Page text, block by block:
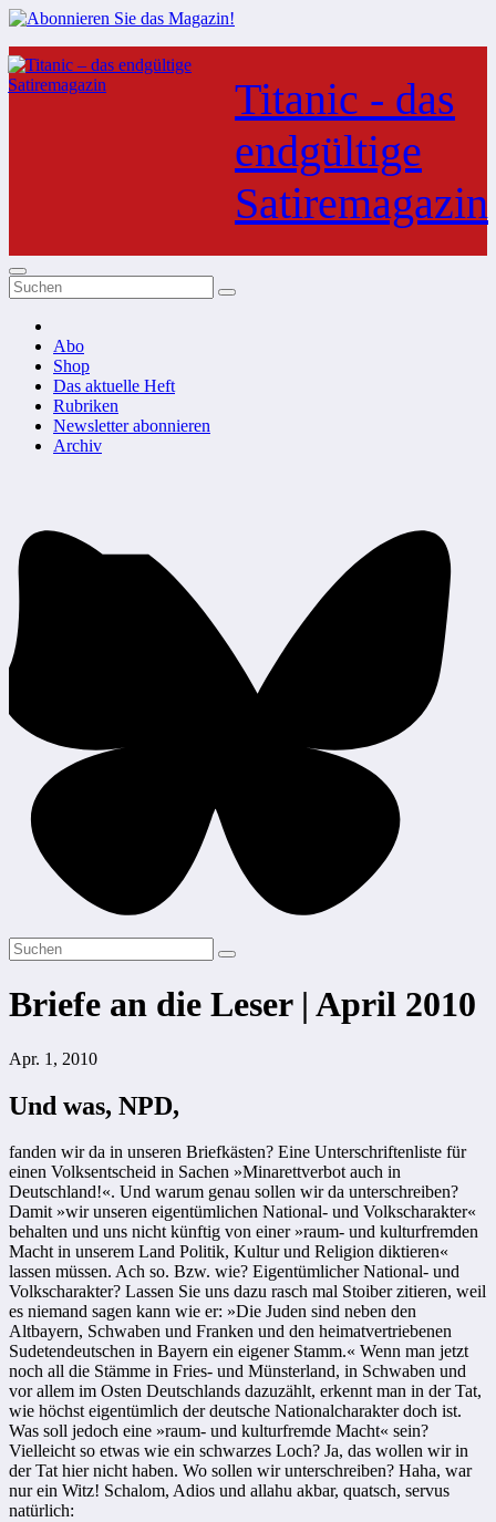
Zum
Inhalt
springen
Titanic - das
endgültige
Satiremagazin
Abo
Shop
Das aktuelle Heft
Rubriken
Newsletter abonnieren
Archiv
Briefe an die Leser | April 2010
Apr. 1, 2010
Und was, NPD,
fanden wir da in unseren Briefkästen? Eine Unterschriftenliste für
einen Volksentscheid in Sachen »Minarettverbot auch in
Deutschland!«. Und warum genau sollen wir da unterschreiben?
Damit »wir unseren eigentümlichen National- und Volkscharakter«
behalten und uns nicht künftig von einer »raum- und kulturfremden
Macht in unserem Land Politik, Kultur und Religion diktieren«
lassen müssen. Ach so. Bzw. wie? Eigentümlicher National- und
Volkscharakter? Lassen Sie uns dazu rasch mal Stoiber zitieren, weil
es niemand sagen kann wie er: »Die Juden sind neben den
Altbayern, Schwaben und Franken und den heimatvertriebenen
Sudetendeutschen in Bayern ein eigener Stamm.« Wenn man jetzt
noch all die Stämme in Fries- und Münsterland, in Schwaben und
vor allem im Osten Deutschlands dazuzählt, erkennt man in der Tat,
wie höchst eigentümlich der deutsche Nationalcharakter doch ist.
Was soll jedoch eine »raum- und kulturfremde Macht« sein?
Vielleicht so etwas wie ein schwarzes Loch? Ja, das wollen wir in
der Tat hier nicht haben. Wo sollen wir unterschreiben? Haha, war
nur ein Witz! Schalom, Adios und allahu akbar, quatsch, servus
natürlich: